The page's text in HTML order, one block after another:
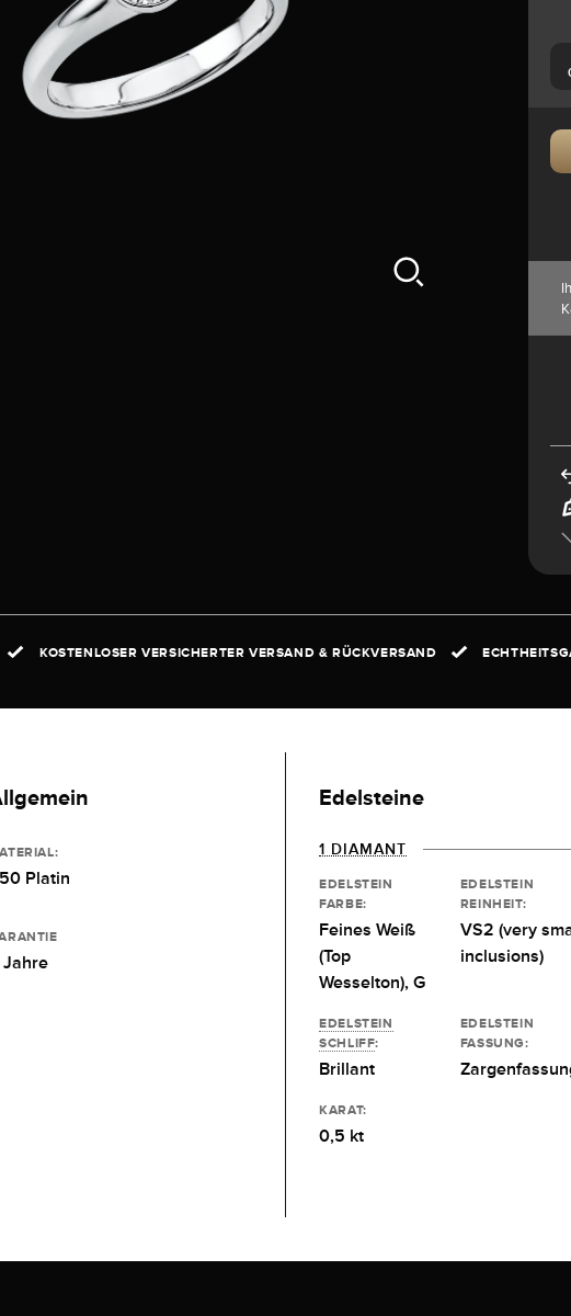
KOSTENLOSER VERSICHERTER VERSAND & RÜCKVERSAND
Platin
Edelsteine
1 DIAMANT
EDELSTEIN
FARBE:
Feines Weiß
(Top
Wesselton), G
EDELSTEIN
REINHEIT:
VS2 (very
inclusions)
EDELSTEIN
SCHLIFF:
Brillant
EDELSTEIN
FASSUNG:
KARAT:
0,5 kt